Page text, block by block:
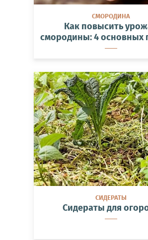
СМОРОДИНА
Как повысить
смородины: 4 основных
СИДЕРАТЫ
Сидераты для